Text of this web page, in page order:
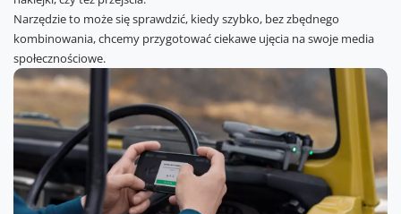
Narzędzie to może się sprawdzić, kiedy szybko, bez zbędnego
kombinowania, chcemy przygotować ciekawe ujęcia na swoje media
społecznościowe.